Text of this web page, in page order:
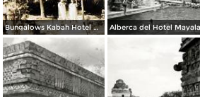
Bungalows Kabah Hotel Mayaland.